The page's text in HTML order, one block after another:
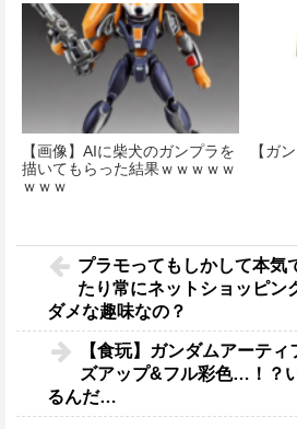
【画像】AIに柴犬のガンプラを
描いてもらった結果ｗｗｗｗｗ
ｗｗｗ
【ガ
プラモってもしかして本気
たり常にネットショッピン
ダメな趣味なの？
【食玩】ガンダムアーテ
ズアップ&フル彩色…！？
るんだ…